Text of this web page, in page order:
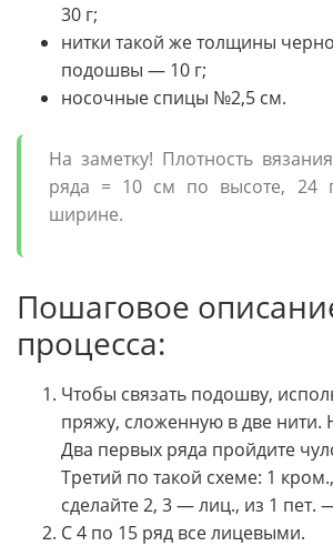
30 г;
нитки такой же толщины
подошвы — 10 г;
носочные спицы №2,5 см.
На заметку! Плотность
ряда = 10 см по высоте, 24
ширине.
Пошаговое
процесса:
Чтобы связать подошву,
пряжу, сложенную в две нити.
Два первых ряда пройдите
Третий по такой схеме: 1
сделайте 2, 3 — лиц., из 1 пет.
С 4 по 15 ряд все лицевыми.